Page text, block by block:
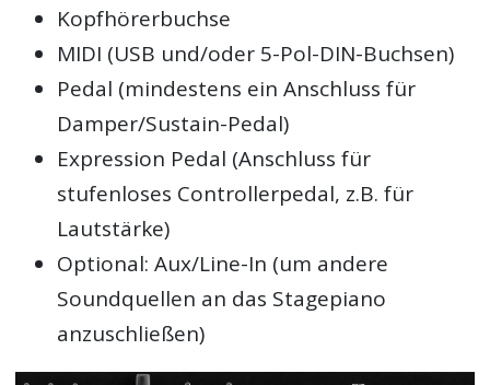
Kopfhörerbuchse
MIDI (USB und/oder 5-Pol-DIN-Buchsen)
Pedal (mindestens ein Anschluss für
Damper/Sustain-Pedal)
Expression Pedal (Anschluss für
stufenloses Controllerpedal, z.B. für
Lautstärke)
Optional: Aux/Line-In (um andere
Soundquellen an das Stagepiano
anzuschließen)